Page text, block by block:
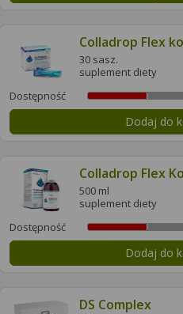
Colladrop Flex
30 sasz.
suplement diety
Dostępność
Dodaj do
Colladrop Flex
500 ml
suplement diety
Dostępność
Dodaj do
DS Complex